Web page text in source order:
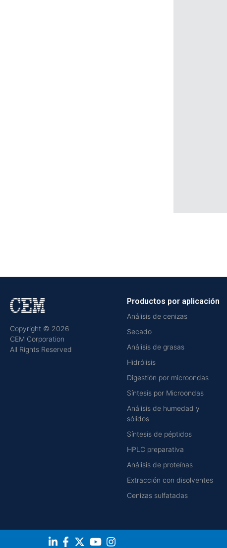
Copyright © 2026
CEM Corporation
All Rights Reserved
Productos por aplicación
Análisis de cenizas
Secado
Análisis de grasas
Hidrólisis
Digestión por microondas
Síntesis por Microondas
Análisis de humedad y
sólidos
Síntesis de péptidos
HPLC preparativa
Análisis de proteínas
Extracción con disolventes
Cenizas sulfatadas